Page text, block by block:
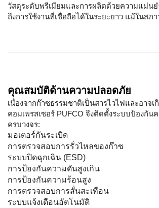
วัสดุระดับพรีเมียมและการผลิตด้วยความแม่นย
ถึงการใช้งานที่เชื่อถือได้ในระยะยาว แม้ในสภ
คุณสมบัติด้านความปลอดภัย
เนื่องจากก๊าซธรรมชาติเป็นสารไวไฟและอาจเ
คอมเพรสเซอร์ PUFCO จึงติดตั้งระบบป้องกัน
ครบวงจร:
มอเตอร์กันระเบิด
การตรวจสอบการรั่วไหลของก๊าซ
ระบบปิดฉุกเฉิน (ESD)
การป้องกันความดันสูงเกิน
การป้องกันความร้อนสูง
การตรวจสอบการสั่นสะเทือน
ระบบแจ้งเตือนอัตโนมัติ